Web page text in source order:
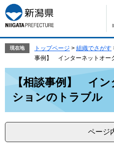
ー
ジ
の
で
ニ
ュ
ー
ば
現在地 トップページ > 組織でさがす
事例】 インターネットオー
【相談事例】 イン
ションのトラブル
ページ